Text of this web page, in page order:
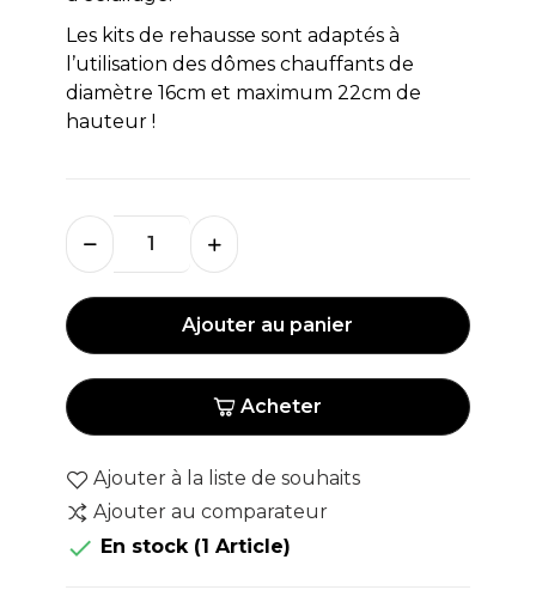
Les kits de rehausse sont adaptés à
l’utilisation des dômes chauffants de
diamètre 16cm et maximum 22cm de
hauteur !
Ajouter au panier
Acheter
Ajouter à la liste de souhaits
Ajouter au comparateur
 En stock (1 Article)